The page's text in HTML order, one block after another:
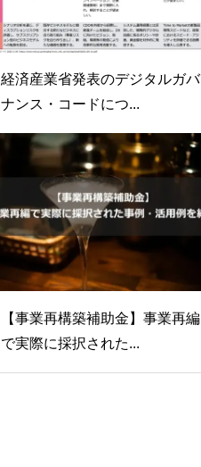
経済産業省発表のデジタルガバ
ナンス・コードにつ...
【事業再構築補助金】事業再編
で実際に採択された...